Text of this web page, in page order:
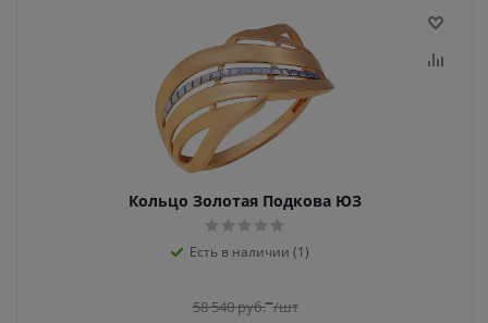
Кольцо Золотая Подкова ЮЗ
Есть в наличии (1)
58 540руб. /шт